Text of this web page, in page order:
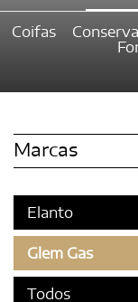
Coifas
Marcas
Elanto
Glem Gas
Todos